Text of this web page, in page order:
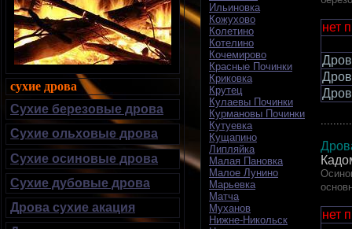
Ильиновка
Кожухово
Колетино
Котелино
Кочемирово
Красные Починки
Криковка
Крутец
Кулаевы Починки
Курмановы Починки
Кутуевка
Кущапино
Липляйка
Малая Пановка
Малое Лунино
Марьевка
Матча
Муханов
Нижне-Никольск
нет
нет
сухие дрова
Сухие березовые дрова
Сухие ольховые дрова
Сухие осиновые дрова
Сухие дубовые дрова
Дрова сухие акация